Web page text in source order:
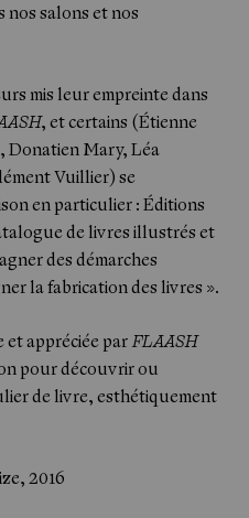
nos salons et nos
mis leur empreinte dans
, et certains (Étienne
,Donatien Mary,Léa
Vuillier) se
en particulier :Éditions
de livres illustrés et
des démarches
la fabrication des livres ».
et appréciée parFLAASH
pour découvrir ou
de livre, esthétiquement
2016